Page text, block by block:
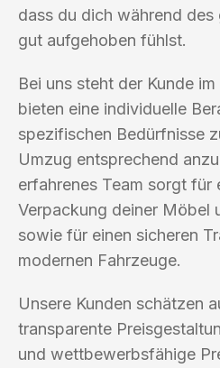
dass du dich während des
gut aufgehoben fühlst.
Bei uns steht der Kunde
bieten eine individuelle
spezifischen Bedürfnisse
Umzug entsprechend
erfahrenes Team sorgt für
Verpackung deiner Möbel
sowie für einen sicheren
modernen Fahrzeuge.
Unsere Kunden schätzen
transparente
und wettbewerbsfähige